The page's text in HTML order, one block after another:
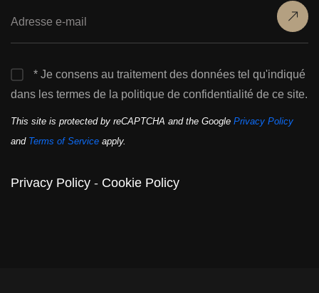
* Je consens au traitement des données tel qu'indiqué
dans les termes de la politique de confidentialité de ce site.
This site is protected by reCAPTCHA and the Google Privacy Policy
and Terms of Service apply.
Privacy Policy - Cookie Policy